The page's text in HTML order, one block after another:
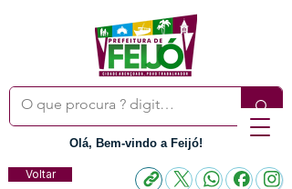
Olá, Bem-vindo a Feijó!
Voltar